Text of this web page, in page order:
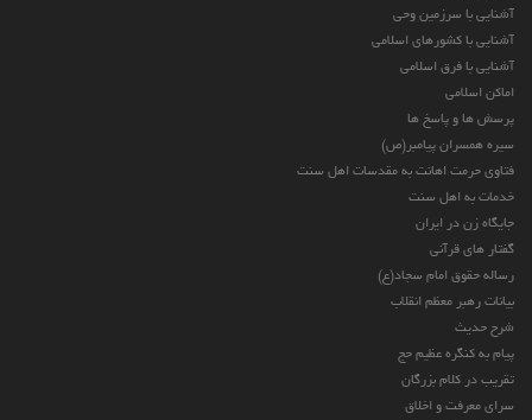
آشنایی با سرزمین وحی
آشنایی با کشورهای اسلامی
آشنایی با فرق اسلامی
اماکن اسلامی
پرسش ها و پاسخ ها
سیره همسران پیامبر(ص)
فتاوی حرمت اهانت به مقدسات اهل سنت
خدمات به اهل سنت
جایگاه زن در ایران
گفتار های قرآنی
رساله حقوق امام سجاد(ع)
بیانات رهبر معظم انقلاب
شرح حدیث
پیام به کنگره عظیم حج
تقریب در کلام بزرگان
سرای معرفت و اخلاق